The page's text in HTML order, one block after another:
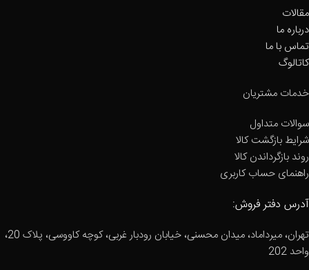
مقالات
درباره ما
تماس با ما
کاتالوگ
خدمات مشتریان
سوالات متداول
شرایط بازگشت کالا
روند بازگرداندن کالا
راهنمای حساب کاربری
آدرس دفتر فروش:
تهران، میرداماد، میدان محسنی، خیابان رودبار غربی، کوچه کاووسی، پلاک 20،
واحد 202